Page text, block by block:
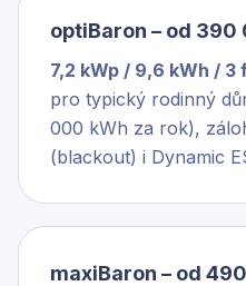
optiBaron – od 390
7,2 kWp / 9,6 kWh / 3
pro typický rodinný
000 kWh za rok),
(blackout) i Dynamic
maxiBaron – od